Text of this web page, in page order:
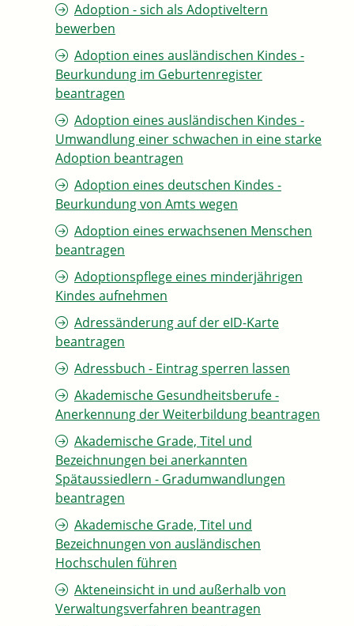
Adoption - sich als Adoptiveltern
bewerben
Adoption eines ausländischen Kindes -
Beurkundung im Geburtenregister
beantragen
Adoption eines ausländischen Kindes -
Umwandlung einer schwachen in eine starke
Adoption beantragen
Adoption eines deutschen Kindes -
Beurkundung von Amts wegen
Adoption eines erwachsenen Menschen
beantragen
Adoptionspflege eines minderjährigen
Kindes aufnehmen
Adressänderung auf der eID-Karte
beantragen
Adressbuch - Eintrag sperren lassen
Akademische Gesundheitsberufe -
Anerkennung der Weiterbildung beantragen
Akademische Grade, Titel und
Bezeichnungen bei anerkannten
Spätaussiedlern - Gradumwandlungen
beantragen
Akademische Grade, Titel und
Bezeichnungen von ausländischen
Hochschulen führen
Akteneinsicht in und außerhalb von
Verwaltungsverfahren beantragen